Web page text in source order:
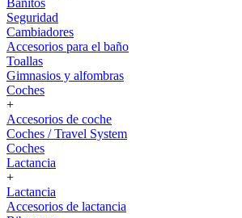
Bañitos
Seguridad
Cambiadores
Accesorios para el baño
Toallas
Gimnasios y alfombras
Coches
+
Accesorios de coche
Coches / Travel System
Coches
Lactancia
+
Lactancia
Accesorios de lactancia